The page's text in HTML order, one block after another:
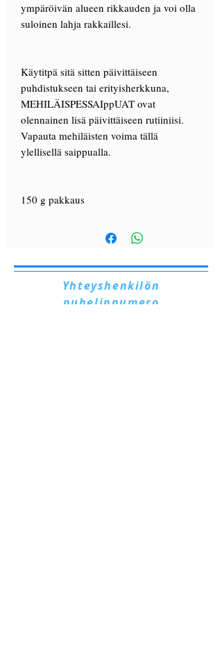
ympäröivän alueen rikkauden ja voi olla
suloinen lahja rakkaillesi.
Käytitpä sitä sitten päivittäiseen
puhdistukseen tai erityisherkkuna,
MEHILÄISPESSAIppUAT ovat
olennainen lisä päivittäiseen rutiiniisi.
Vapauta mehiläisten voima tällä
ylellisellä saippualla.
150 g pakkaus
Yhteyshenkilön
puhelinnumero